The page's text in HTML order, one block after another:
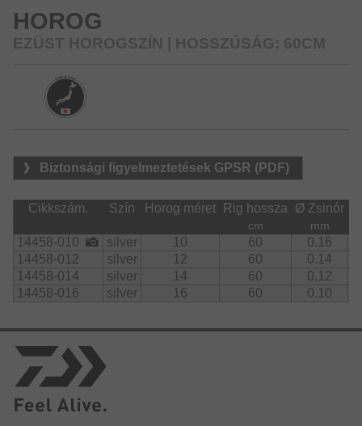
HOROG
EZÜST HOROGSZÍN | HOSSZÚSÁG: 60CM
Biztonsági figyelmeztetések GPSR (PDF)
Cikkszám. Szín Horog méret Rig hossza Ø Zsinór
cm mm
14458-010 silver 10 60 0.16
14458-012
silver 12 60 0.14
14458-014
silver 14 60 0.12
14458-016
silver 16 60 0.10